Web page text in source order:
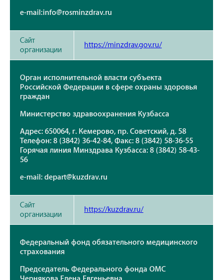
e-mail:info@rosminzdrav.ru
Сайт
организации
https://minzdrav.gov.ru/
Орган исполнительной власти субъекта
Российской Федерации в сфере охраны здоровья
граждан
Министерство здравоохранения Кузбасса
Адрес: 650064, г. Кемерово, пр. Советский, д. 58
Телефон: 8 (3842) 36-42-84, Факс: 8 (3842) 58-36-55
Горячая линия Минздрава Кузбасса: 8 (3842) 58-43-
56
е-mail: depart@kuzdrav.ru
Сайт
организации
https://kuzdrav.ru/
Федеральный фонд обязательного медицинского
страхования
Председатель Федерального фонда ОМС